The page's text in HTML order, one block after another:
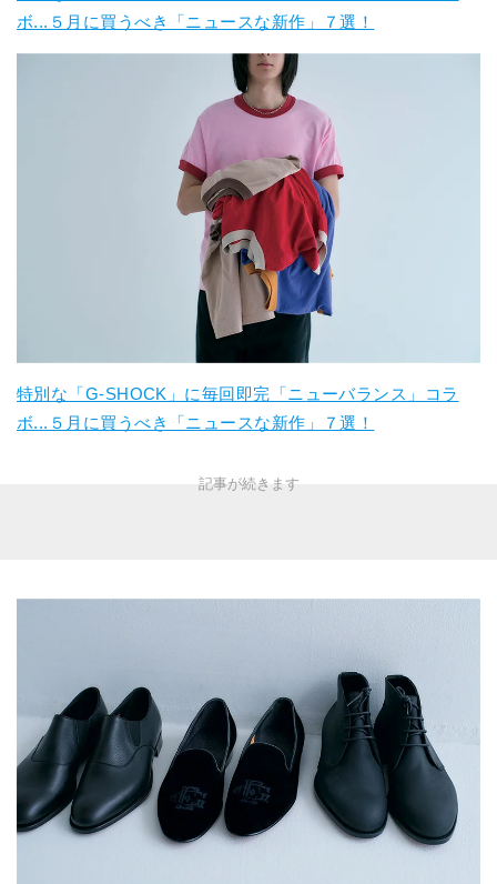
ボ...５月に買うべき「ニュースな新作」７選！
特別な「G-SHOCK」に毎回即完「ニューバランス」コラ
ボ...５月に買うべき「ニュースな新作」７選！